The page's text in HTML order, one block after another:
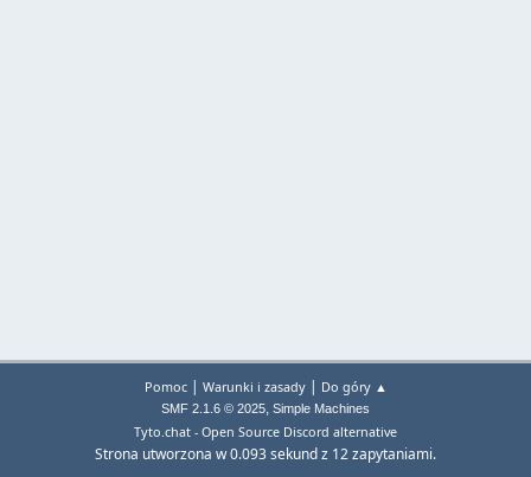
Pomoc| Warunki i zasady| Do góry ▲
SMF 2.1.6 © 2025, Simple Machines
Tyto.chat - Open Source Discord alternative
Strona utworzona w 0.093 sekund z 12 zapytaniami.